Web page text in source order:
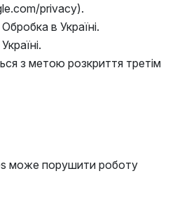
privacy).
в Україні.
з метою розкриття третім
може порушити роботу